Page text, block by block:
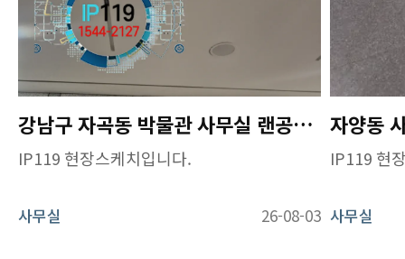
강남구 자곡동 박물관 사무실 랜공사 및 AP 구축 작업
IP119 현장스케치입니다.
사무실 26-08-03
IP119 현
사무실